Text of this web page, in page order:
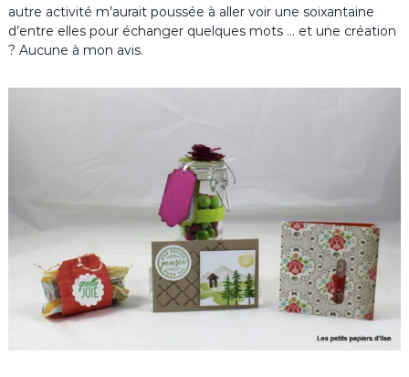
autre activité m’aurait poussée à aller voir une soixantaine
d’entre elles pour échanger quelques mots … et une création
? Aucune à mon avis.